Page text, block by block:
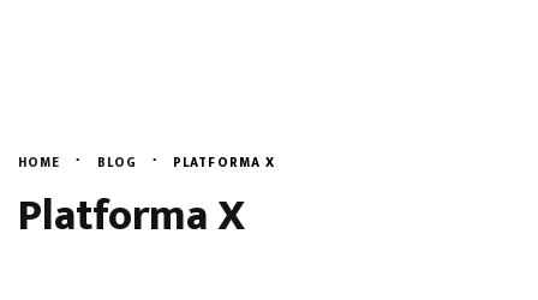
Despre Noi
Contact
HOME BLOG PLATFORMA X
Platforma X